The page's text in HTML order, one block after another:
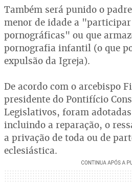
Também será punido o
menor de idade a "participar
pornográficas" ou que
pornografia infantil (o que
expulsão da Igreja).
De acordo com o arcebispo
presidente do Pontifício
Legislativos, foram
incluindo a reparação, o
a privação de toda ou de
eclesiástica.